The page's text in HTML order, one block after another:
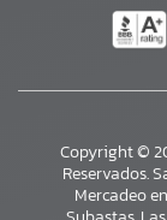
Copyright ©
Reservados.
Mercadeo